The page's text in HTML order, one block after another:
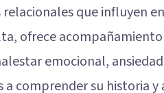
relacionales que influyen
ofrece
emocional,
a comprender su historia